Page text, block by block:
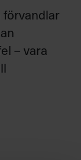
förvandlar
– vara